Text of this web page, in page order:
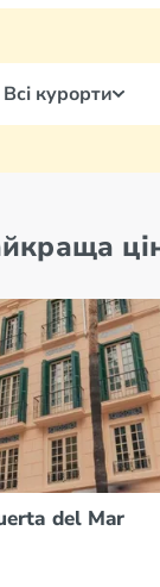
Всі курорти
del Mar